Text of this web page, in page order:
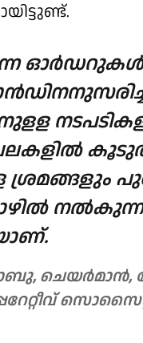
ശ്രമങ്ങളും
ചെയർമാൻ,